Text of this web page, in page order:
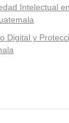
Intelectual
Digital y